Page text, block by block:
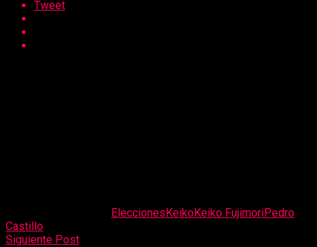
Tweet
EleccionesKeikoKeiko FujimoriPedro
Castillo
Siguiente Post